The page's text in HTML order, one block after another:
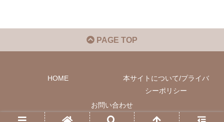
PAGE TOP
HOME
本サイトについて/プライバ
シーポリシー
お問い合わせ